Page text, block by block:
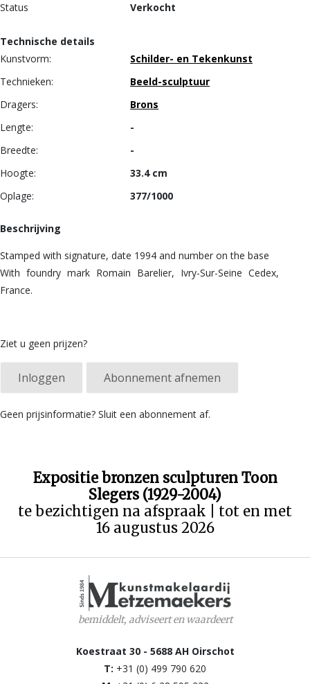
Status
Verkocht
Technische details
Kunstvorm:
Schilder- en Tekenkunst
Technieken:
Beeld-sculptuur
Dragers:
Brons
Lengte:
-
Breedte:
-
Hoogte:
33.4 cm
Oplage:
377/1000
Beschrijving
Stamped with signature, date 1994 and number on the base
With foundry mark Romain Barelier, Ivry-Sur-Seine Cedex,
France.
Ziet u geen prijzen?
Inloggen Abonnement afnemen
Geen prijsinformatie? Sluit een abonnement af.
Expositie bronzen sculpturen Toon
Slegers (1929-2004)
te bezichtigen na afspraak | tot en met
16 augustus 2026
bemiddelt, adviseert en waardeert
Koestraat 30 - 5688 AH Oirschot
T: +31 (0) 499 790 620